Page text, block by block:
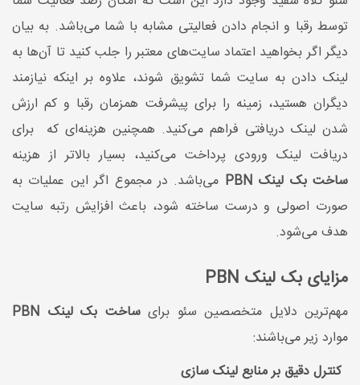
توسط رقبا و انجام دادن فعالیتی مشابه با شما می‌باشد. به بیان
دیگر اگر بخواهید اعتماد سایت‌های معتبر را جلب کنید تا آن‌ها به
لینک دادن به سایت شما تشویق شوند، علاوه بر اینکه نیازمند
دیگران هستید، زمینه را برای پیشرفت همزمان رقبا و کم ارزش
شدن لینک دریافتی فراهم می‌کنید. همچنین هزینه‌ای که برای
دریافت لینک ورودی پرداخت می‌کنید، بسیار بالاتر از هزینه
ساخت بک لینک PBN
می‌باشد. در مجموع اگر این عملیات به
صورت اصولی و درست ساخته شود، باعث افزایش رتبه سایت
هدف می‌شود.
مزایای بک لینک PBN
مهم‌ترین دلایل متخصصین سئو برایساخت بک لینک PBN
موارد زیر می‌باشند:
کنترل دقیق بر منابع لینک ‌سازی